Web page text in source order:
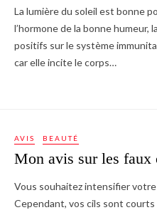
La lumière du soleil est bonne
l’hormone de la bonne humeur,
positifs sur le système
car elle incite le corps…
AVIS BEAUTÉ
Mon avis sur les faux
Vous souhaitez intensifier
Cependant, vos cils sont